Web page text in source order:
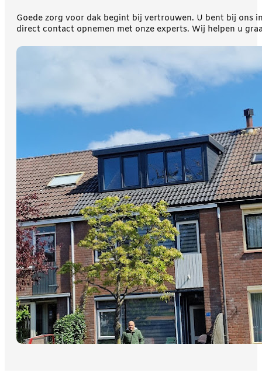
Goede zorg voor dak begint bij vertrouwen. U bent bij ons
direct contact opnemen met onze experts. Wij helpen u